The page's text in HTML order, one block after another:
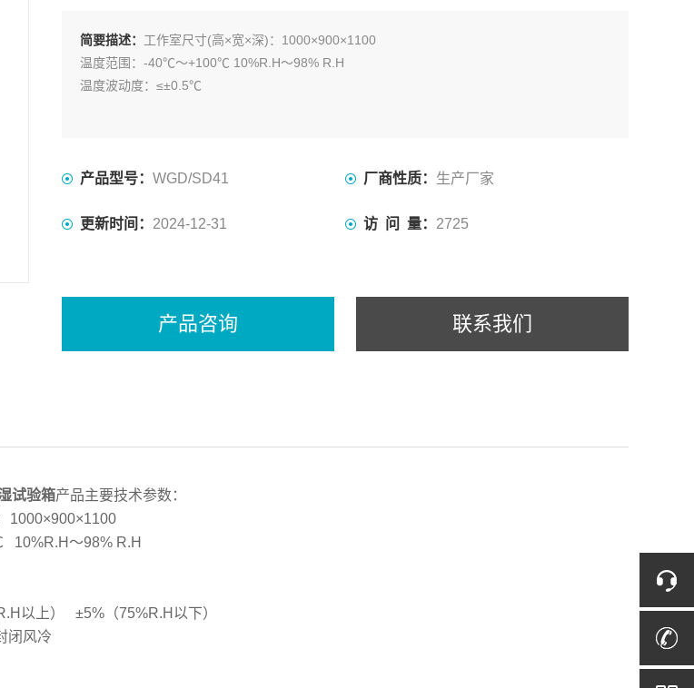
简要描述： 工作室尺寸(高×宽×深)：1000×900×1100
温度范围：-40℃～+100℃ 10%R.H～98% R.H
温度波动度：≤±0.5℃
产品型号： WGD/SD41 厂商性质： 生产厂家
更新时间： 2024-12-31 访 问 量： 2725
产品咨询 联系我们
试验箱产品主要技术参数：
1000×900×1100
10%R.H～98% R.H
以上） ±5%（75%R.H以下）
闭风冷